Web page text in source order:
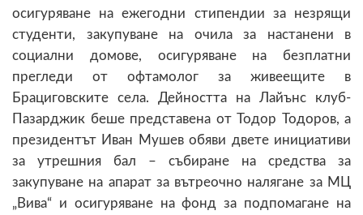
осигуряване на ежегодни стипендии за незрящи
студенти, закупуване на очила за настанени в
социални домове, осигуряване на безплатни
прегледи от офтамолог за живеещите в
Брациговските села. Дейността на Лайънс клуб-
Пазарджик беше представена от Тодор Тодоров, а
президентът Иван Мушев обяви двете инициативи
за утрешния бал – събиране на средства за
закупуване на апарат за вътреочно налягане за МЦ
„Вива“ и осигуряване на фонд за подпомагане на